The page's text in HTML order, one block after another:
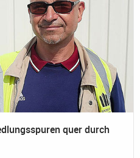
quer durch